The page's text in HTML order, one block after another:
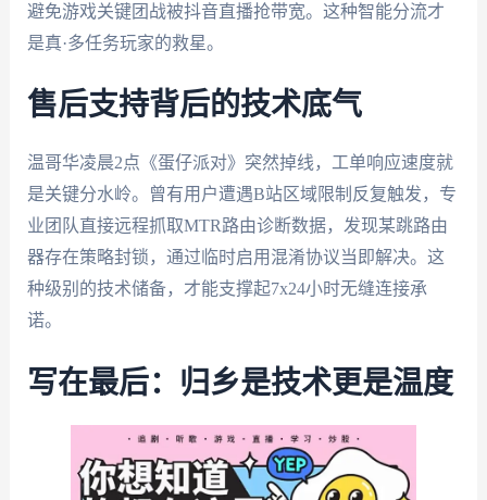
避免游戏关键团战被抖音直播抢带宽。这种智能分流才
是真·多任务玩家的救星。
售后支持背后的技术底气
温哥华凌晨2点《蛋仔派对》突然掉线，工单响应速度就
是关键分水岭。曾有用户遭遇B站区域限制反复触发，专
业团队直接远程抓取MTR路由诊断数据，发现某跳路由
器存在策略封锁，通过临时启用混淆协议当即解决。这
种级别的技术储备，才能支撑起7x24小时无缝连接承
诺。
写在最后：归乡是技术更是温度